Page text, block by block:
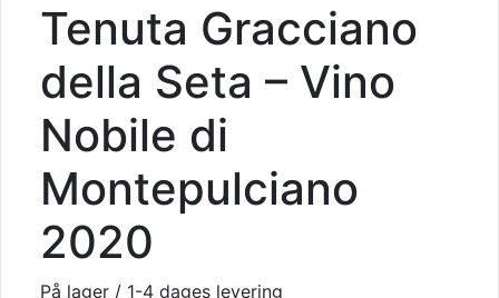
Tenuta Gracciano
della Seta – Vino
Nobile di
Montepulciano
2020
På lager / 1-4 dages levering